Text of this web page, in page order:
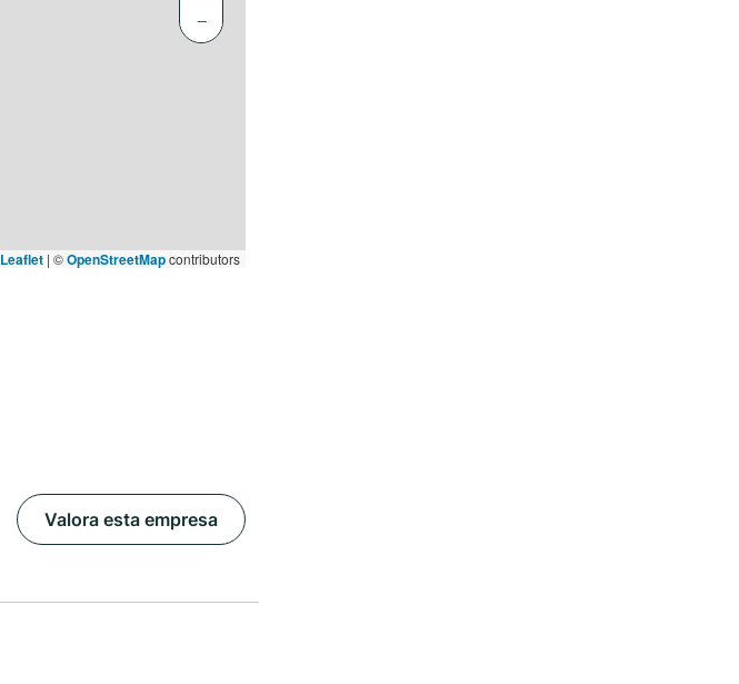
−
Leaflet | ©OpenStreetMapcontributors
Valora esta empresa